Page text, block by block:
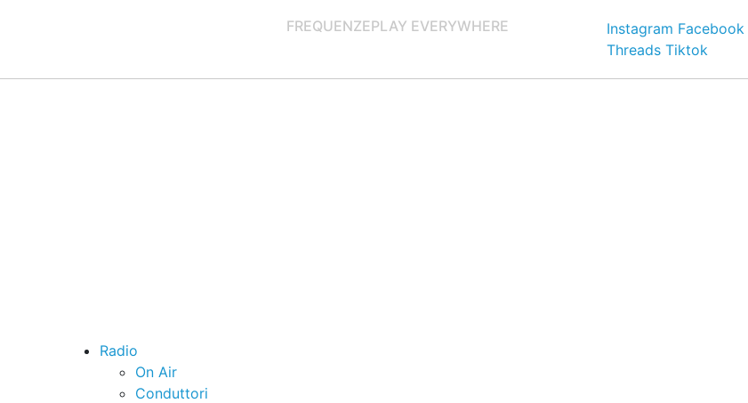
FREQUENZEPLAY EVERYWHERE Instagram Facebook
Threads Tiktok
Radio
On Air
Conduttori